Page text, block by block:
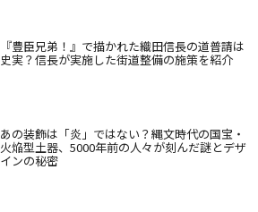
『豊臣兄弟！』で描かれた織田信長の道普請は
史実？信長が実施した街道整備の施策を紹介
あの装飾は「炎」ではない？縄文時代の国宝・
火焔型土器、5000年前の人々が刻んだ謎とデザ
インの秘密